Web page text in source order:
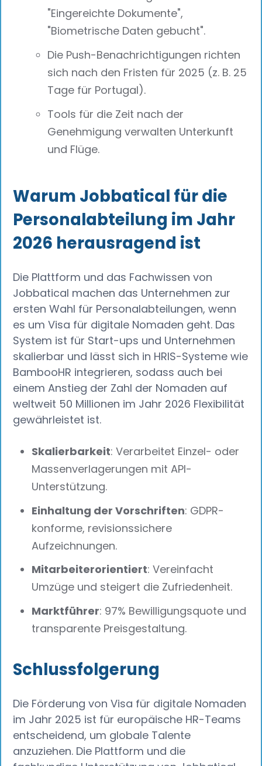
"Eingereichte Dokumente",
"Biometrische Daten gebucht".
Die Push-Benachrichtigungen richten
sich nach den Fristen für 2025 (z. B. 25
Tage für Portugal).
Tools für die Zeit nach der
Genehmigung verwalten Unterkunft
und Flüge.
Warum Jobbatical für die
Personalabteilung im Jahr
2026 herausragend ist
Die Plattform und das Fachwissen von
Jobbatical machen das Unternehmen zur
ersten Wahl für Personalabteilungen, wenn
es um Visa für digitale Nomaden geht. Das
System ist für Start-ups und Unternehmen
skalierbar und lässt sich in HRIS-Systeme wie
BambooHR integrieren, sodass auch bei
einem Anstieg der Zahl der Nomaden auf
weltweit 50 Millionen im Jahr 2026 Flexibilität
gewährleistet ist.
Skalierbarkeit: Verarbeitet Einzel- oder
Massenverlagerungen mit API-
Unterstützung.
Einhaltung der Vorschriften: GDPR-
konforme, revisionssichere
Aufzeichnungen.
Mitarbeiterorientiert: Vereinfacht
Umzüge und steigert die Zufriedenheit.
Marktführer: 97% Bewilligungsquote und
transparente Preisgestaltung.
Schlussfolgerung
Die Förderung von Visa für digitale Nomaden
im Jahr 2025 ist für europäische HR-Teams
entscheidend, um globale Talente
anzuziehen. Die Plattform und die